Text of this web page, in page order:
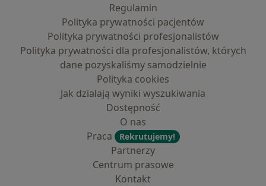
Regulamin
Polityka prywatności pacjentów
Polityka prywatności profesjonalistów
Polityka prywatności dla profesjonalistów, których
dane pozyskaliśmy samodzielnie
Polityka cookies
Jak działają wyniki wyszukiwania
Dostępność
O nas
Praca
Rekrutujemy!
Partnerzy
Centrum prasowe
Kontakt